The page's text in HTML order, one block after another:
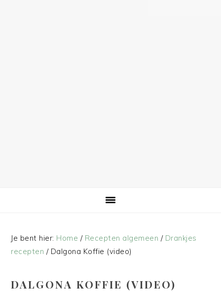
Je bent hier: Home / Recepten algemeen / Drankjes
recepten /Dalgona Koffie (video)
DALGONA KOFFIE (VIDEO)